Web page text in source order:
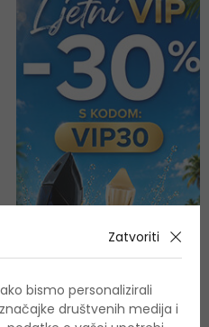
Zatvoriti
bismo personalizirali
društvenih medija i